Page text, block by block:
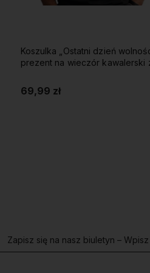
Koszulka „Ostatni dzień
prezent na wieczór kawalerski
69,99 zł
Zapisz się na nasz biuletyn –